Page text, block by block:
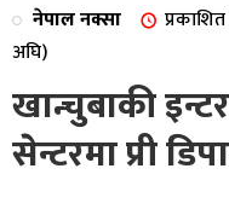
नेपाल नक्सा
अघि)
खान्चुबाकी
सेन्टरमा प्री